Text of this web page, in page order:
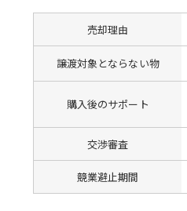
売却理由
譲渡対象とならない物
購入後のサポート
交渉審査
競業避止期間